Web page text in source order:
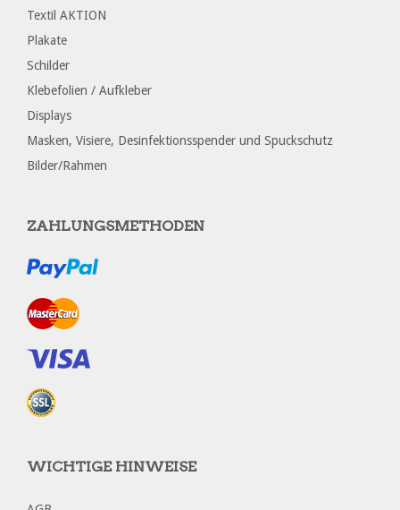
Textil AKTION
Plakate
Schilder
Klebefolien / Aufkleber
Displays
Masken, Visiere, Desinfektionsspender und Spuckschutz
Bilder/Rahmen
ZAHLUNGSMETHODEN
WICHTIGE HINWEISE